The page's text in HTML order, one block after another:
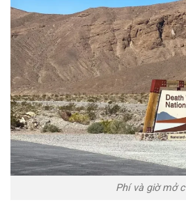
Phí và giờ mở